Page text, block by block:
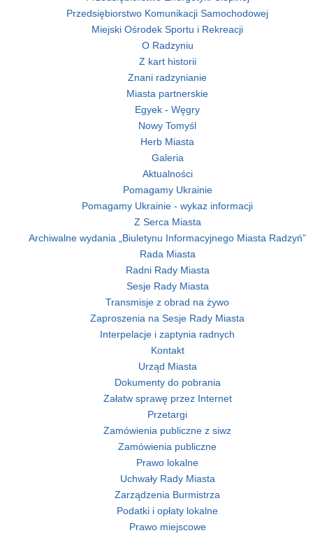
Przedsiębiorstwo Komunikacji Samochodowej
Miejski Ośrodek Sportu i Rekreacji
O Radzyniu
Z kart historii
Znani radzynianie
Miasta partnerskie
Egyek - Węgry
Nowy Tomyśl
Herb Miasta
Galeria
Aktualności
Pomagamy Ukrainie
Pomagamy Ukrainie - wykaz informacji
Z Serca Miasta
Archiwalne wydania „Biuletynu Informacyjnego Miasta Radzyń”
Rada Miasta
Radni Rady Miasta
Sesje Rady Miasta
Transmisje z obrad na żywo
Zaproszenia na Sesje Rady Miasta
Interpelacje i zaptynia radnych
Kontakt
Urząd Miasta
Dokumenty do pobrania
Załatw sprawę przez Internet
Przetargi
Zamówienia publiczne z siwz
Zamówienia publiczne
Prawo lokalne
Uchwały Rady Miasta
Zarządzenia Burmistrza
Podatki i opłaty lokalne
Prawo miejscowe